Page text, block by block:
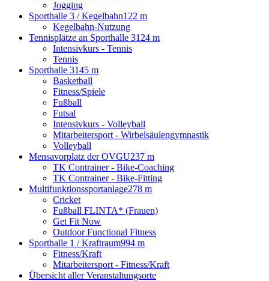
Jogging
Sporthalle 3 / Kegelbahn122 m
Kegelbahn-Nutzung
Tennisplätze an Sporthalle 3124 m
Intensivkurs - Tennis
Tennis
Sporthalle 3145 m
Basketball
Fitness/Spiele
Fußball
Futsal
Intensivkurs - Volleyball
Mitarbeitersport - Wirbelsäulengymnastik
Volleyball
Mensavorplatz der OVGU237 m
TK Contrainer - Bike-Coaching
TK Contrainer - Bike-Fitting
Multifunktionssportanlage278 m
Cricket
Fußball FLINTA* (Frauen)
Get Fit Now
Outdoor Functional Fitness
Sporthalle 1 / Kraftraum994 m
Fitness/Kraft
Mitarbeitersport - Fitness/Kraft
Übersicht aller Veranstaltungsorte